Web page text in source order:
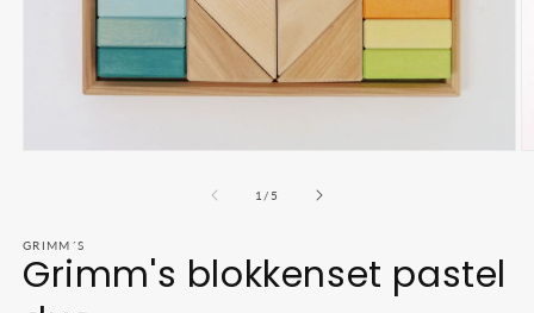
1 /van
5
GRIMM´S
Grimm's blokkenset pastel